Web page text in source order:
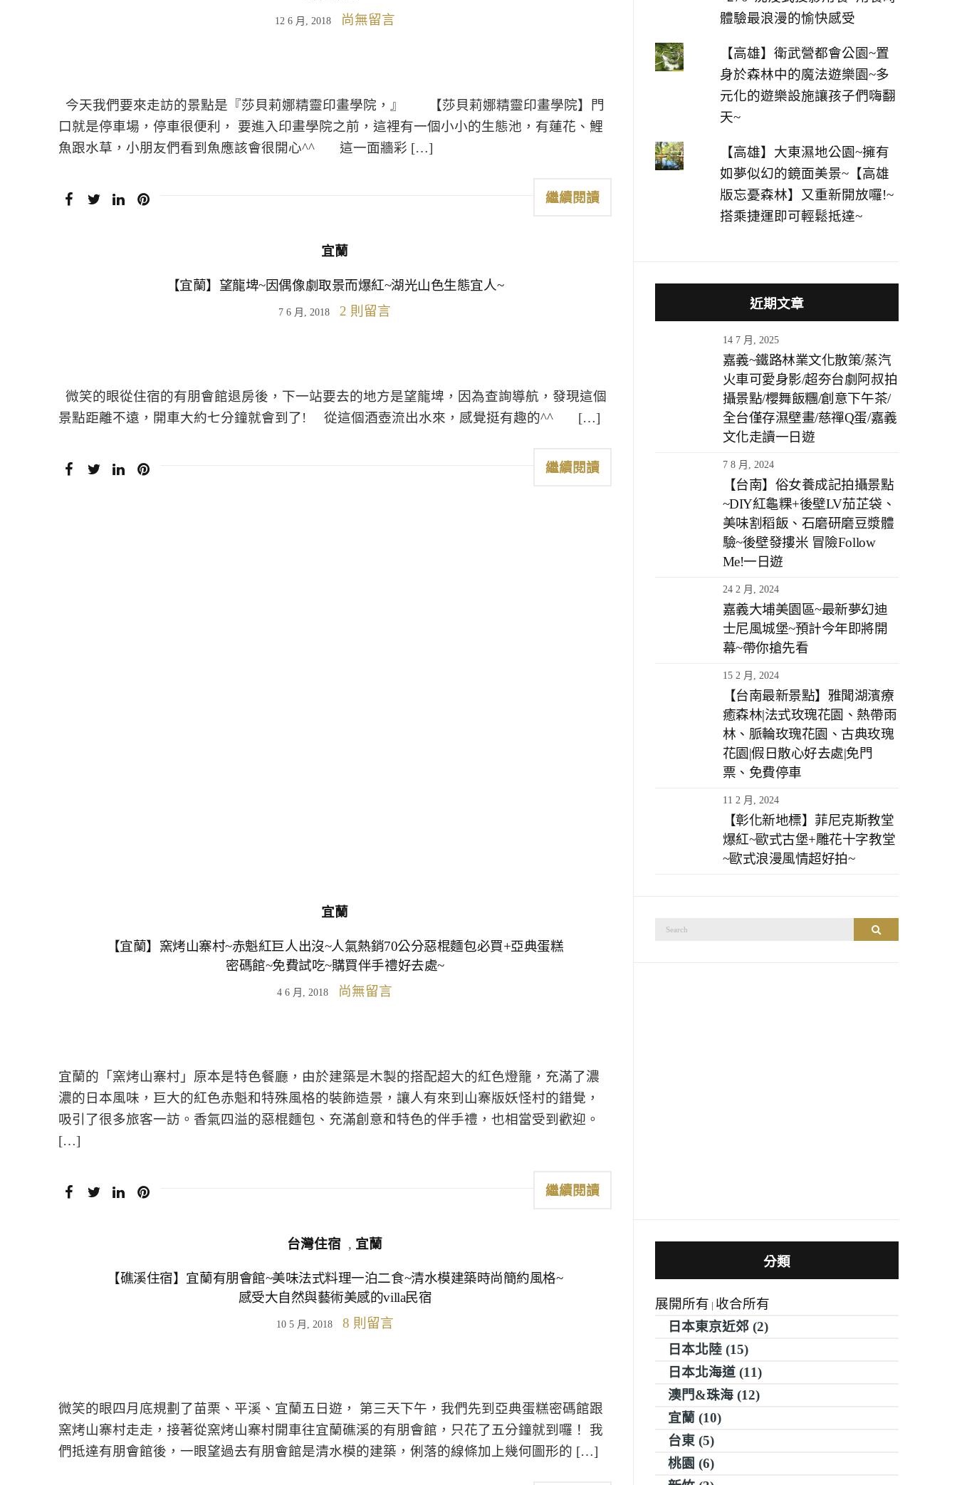
12 6 月, 2018 尚無留言
今天我們要來走訪的景點是『莎貝莉娜精靈印畫學院，』 【莎貝莉娜精靈印畫學院】門
口就是停車場，停車很便利， 要進入印畫學院之前，這裡有一個小小的生態池，有蓮花、鯉
魚跟水草，小朋友們看到魚應該會很開心^^ 這一面牆彩 […]
繼續閱讀
宜蘭
【宜蘭】望龍埤~因偶像劇取景而爆紅~湖光山色生態宜人~
7 6 月, 2018 2 則留言
微笑的眼從住宿的有朋會館退房後，下一站要去的地方是望龍埤，因為查詢導航，發現這個
景點距離不遠，開車大約七分鐘就會到了! 從這個酒壺流出水來，感覺挺有趣的^^ […]
繼續閱讀
宜蘭
【宜蘭】窯烤山寨村~赤魁紅巨人出沒~人氣熱銷70公分惡棍麵包必買+亞典蛋糕
密碼館~免費試吃~購買伴手禮好去處~
4 6 月, 2018 尚無留言
宜蘭的「窯烤山寨村」原本是特色餐廳，由於建築是木製的搭配超大的紅色燈籠，充滿了濃
濃的日本風味，巨大的紅色赤魁和特殊風格的裝飾造景，讓人有來到山寨版妖怪村的錯覺，
吸引了很多旅客一訪。香氣四溢的惡棍麵包、充滿創意和特色的伴手禮，也相當受到歡迎。
[…]
繼續閱讀
台灣住宿 , 宜蘭
【礁溪住宿】宜蘭有朋會館~美味法式料理一泊二食~清水模建築時尚簡約風格~
感受大自然與藝術美感的villa民宿
10 5 月, 2018 8 則留言
微笑的眼四月底規劃了苗栗、平溪、宜蘭五日遊， 第三天下午，我們先到亞典蛋糕密碼館跟
窯烤山寨村走走，接著從窯烤山寨村開車往宜蘭礁溪的有朋會館，只花了五分鐘就到囉！ 我
們抵達有朋會館後，一眼望過去有朋會館是清水模的建築，俐落的線條加上幾何圖形的 […]
體驗最浪漫的愉快感受
【高雄】衛武營都會公園~置
身於森林中的魔法遊樂園~多
元化的遊樂設施讓孩子們嗨翻
天~
【高雄】大東濕地公園~擁有
如夢似幻的鏡面美景~【高雄
版忘憂森林】又重新開放囉!~
搭乘捷運即可輕鬆抵達~
近期文章
14 7 月, 2025
嘉義~鐵路林業文化散策/蒸汽
火車可愛身影/超夯台劇阿叔拍
攝景點/櫻舞飯糰/創意下午茶/
全台僅存濕壁畫/慈禪Q蛋/嘉義
文化走讀一日遊
7 8 月, 2024
【台南】俗女養成記拍攝景點
~DIY紅龜粿+後壁LV茄芷袋、
美味割稻飯、石磨研磨豆漿體
驗~後壁發摟米 冒險Follow
Me!一日遊
24 2 月, 2024
嘉義大埔美園區~最新夢幻迪
士尼風城堡~預計今年即將開
幕~帶你搶先看
15 2 月, 2024
【台南最新景點】雅聞湖濱療
癒森林|法式玫瑰花園、熱帶雨
林、脈輪玫瑰花園、古典玫瑰
花園|假日散心好去處|免門
票、免費停車
11 2 月, 2024
【彰化新地標】菲尼克斯教堂
爆紅~歐式古堡+雕花十字教堂
~歐式浪漫風情超好拍~
搜尋
分類
展開所有 | 收合所有
日本東京近郊 (2)
日本北陸 (15)
日本北海道 (11)
澳門&珠海 (12)
宜蘭 (10)
台東 (5)
桃園 (6)